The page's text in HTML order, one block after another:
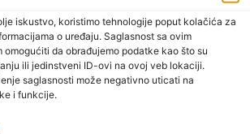
iskustvo, koristimo tehnologije poput kolačića za
o uređaju. Saglasnost sa ovim
omogućiti da obrađujemo podatke kao što su
ili jedinstveni ID-ovi na ovoj veb lokaciji.
saglasnosti može negativno uticati na
i funkcije.